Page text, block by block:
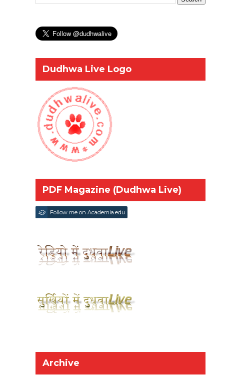
Dudhwa Live Logo
PDF Magazine (Dudhwa Live)
Follow me on Academia.edu
Archive